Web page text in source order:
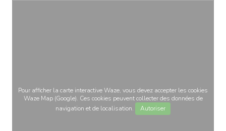
Pour afficher la carte interactive Waze, vous devez accepter les cookies
Waze Map (Google). Ces cookies peuvent collecter des données de
navigation et de localisation.
Autoriser